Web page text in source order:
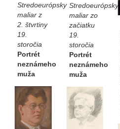
Stredoeurópsky
maliar z
2. štvrtiny
19.
storočia
Portrét
neznámeho
muža
Stredoeurópsky
maliar zo
začiatku
19.
storočia
Portrét
neznámeho
muža